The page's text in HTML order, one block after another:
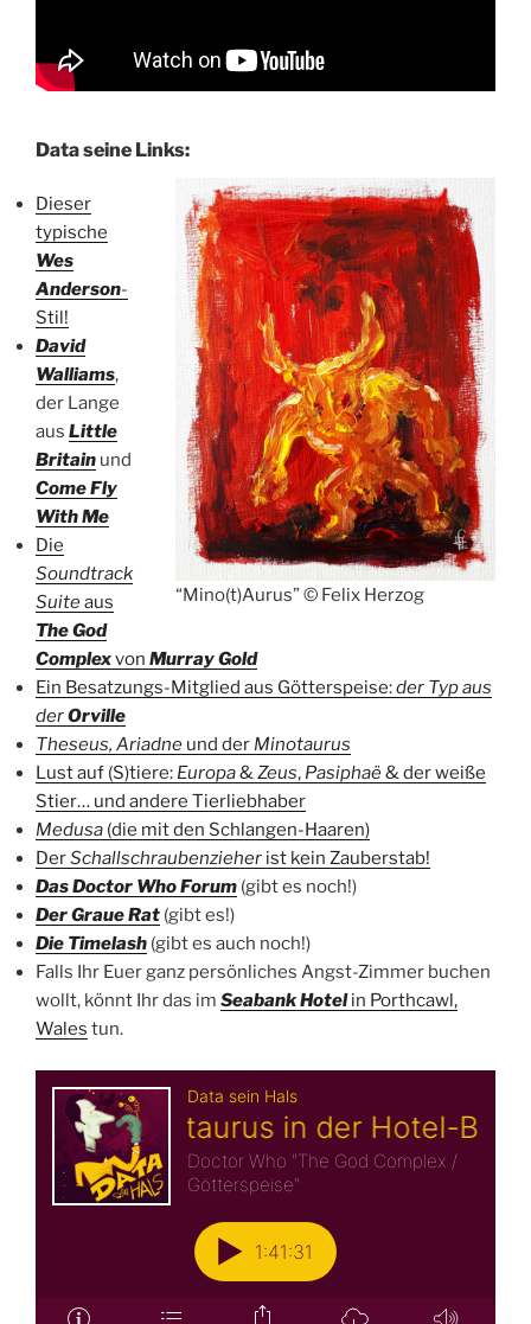
Data seine Links:
“Mino(t)Aurus” © Felix Herzog
Dieser
typische
Wes
Anderson-
Stil!
David
Walliams,
der Lange
aus Little
Britain und
Come Fly
With Me
Die
Soundtrack
Suiteaus
The God
Complexvon Murray Gold
Ein Besatzungs-Mitglied aus Götterspeise:der Typ aus
derOrville
Theseus, Ariadne und der Minotaurus
Lust auf (S)tiere: Europa&Zeus, Pasiphaë& der weiße
Stier… und andere Tierliebhaber
Medusa (die mit den Schlangen-Haaren)
DerSchallschraubenzieher ist kein Zauberstab!
Das Doctor Who Forum (gibt es noch!)
Der Graue Rat (gibt es!)
Die Timelash (gibt es auch noch!)
Falls Ihr Euer ganz persönliches Angst-Zimmer buchen
wollt, könnt Ihr das im Seabank Hotelin Porthcawl,
Wales tun.